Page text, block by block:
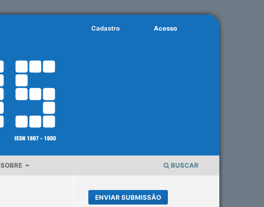
SOBRE BUSCAR
Cadastro Acesso
ENVIAR SUBMISSÃO